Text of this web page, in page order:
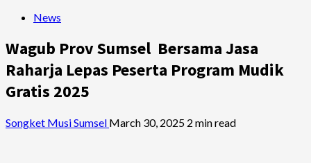
News
Wagub Prov Sumsel Bersama Jasa
Raharja Lepas Peserta Program Mudik
Gratis 2025
Songket Musi Sumsel March 30, 2025 2 min read